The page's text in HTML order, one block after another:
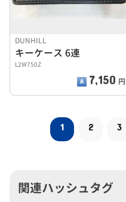
DUNHILL
キーケース 6連
L2W750Z
7,150 円
1 2 3
関連ハッシュタグ